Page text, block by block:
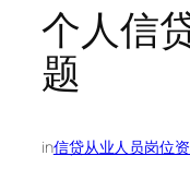
个人信
题
in信贷从业人员岗位